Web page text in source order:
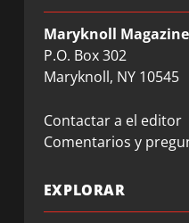
Maryknoll Magazine
P.O. Box 302
Maryknoll, NY 10545
Contactar a el editor
Comentarios y
EXPLORAR